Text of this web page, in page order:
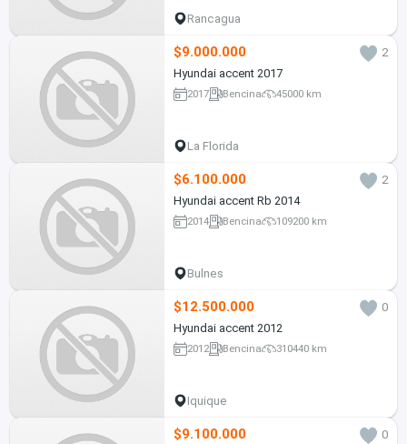
Rancagua
$9.000.000
2
Hyundai accent 2017
2017 Bencina 45000 km
La Florida
$6.100.000
2
Hyundai accent Rb 2014
2014 Bencina 109200 km
Bulnes
$12.500.000
0
Hyundai accent 2012
2012 Bencina 310440 km
Iquique
$9.100.000
0